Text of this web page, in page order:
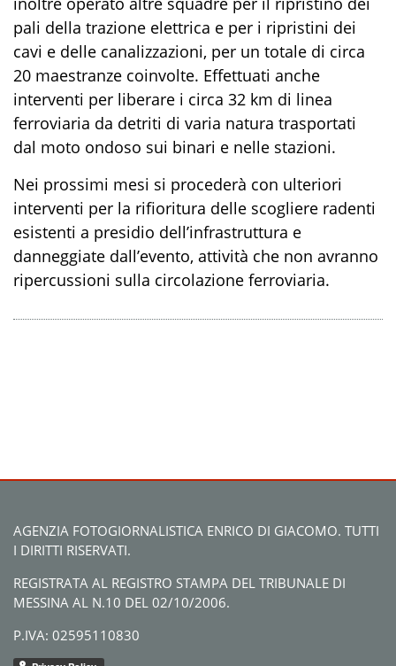
pali della trazione elettrica e per i ripristini dei
cavi e delle canalizzazioni, per un totale di circa
20 maestranze coinvolte. Effettuati anche
interventi per liberare i circa 32 km di linea
ferroviaria da detriti di varia natura trasportati
dal moto ondoso sui binari e nelle stazioni.
Nei prossimi mesi si procederà con ulteriori
interventi per la rifioritura delle scogliere radenti
esistenti a presidio dell’infrastruttura e
danneggiate dall’evento, attività che non avranno
ripercussioni sulla circolazione ferroviaria.
AGENZIA FOTOGIORNALISTICA ENRICO DI GIACOMO. TUTTI
I DIRITTI RISERVATI.
REGISTRATA AL REGISTRO STAMPA DEL TRIBUNALE DI
MESSINA AL N.10 DEL 02/10/2006.
P.IVA: 02595110830